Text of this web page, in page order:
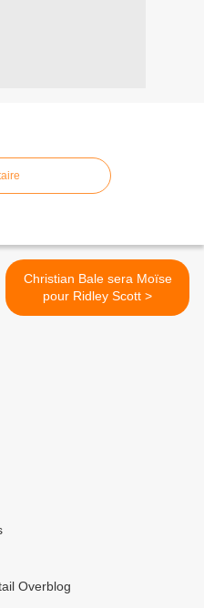
Christian Bale sera Moïse
pour Ridley Scott >
Overblog